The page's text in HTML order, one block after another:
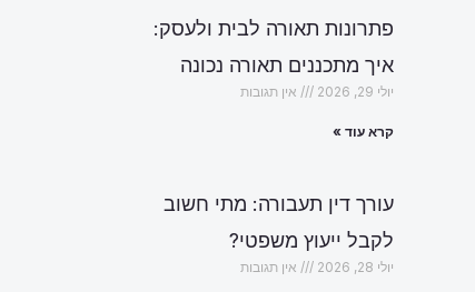
פתרונות תאורה לבית ולעסק:
איך מתכננים תאורה נכונה
יולי 29, 2026 אין תגובות
קרא עוד »
עורך דין תעבורה: מתי חשוב
לקבל ייעוץ משפטי?
יולי 28, 2026 אין תגובות